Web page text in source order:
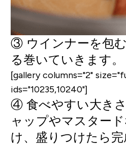
③ ウインナーを包
る巻いていきます。
[gallery columns="2"
ids="10235,10240"]
④ 食べやすい大き
ャップやマスター
け、盛りつけたら完